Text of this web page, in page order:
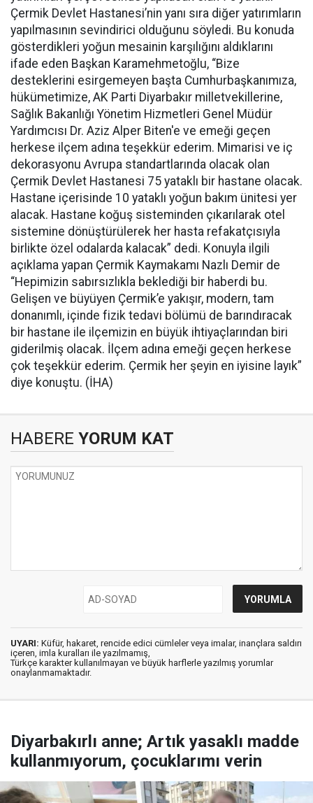
Çermik Devlet Hastanesi’nin yanı sıra diğer yatırımların
yapılmasının sevindirici olduğunu söyledi. Bu konuda
gösterdikleri yoğun mesainin karşılığını aldıklarını
ifade eden Başkan Karamehmetoğlu, “Bize
desteklerini esirgemeyen başta Cumhurbaşkanımıza,
hükümetimize, AK Parti Diyarbakır milletvekillerine,
Sağlık Bakanlığı Yönetim Hizmetleri Genel Müdür
Yardımcısı Dr. Aziz Alper Biten'e ve emeği geçen
herkese ilçem adına teşekkür ederim. Mimarisi ve iç
dekorasyonu Avrupa standartlarında olacak olan
Çermik Devlet Hastanesi 75 yataklı bir hastane olacak.
Hastane içerisinde 10 yataklı yoğun bakım ünitesi yer
alacak. Hastane koğuş sisteminden çıkarılarak otel
sistemine dönüştürülerek her hasta refakatçısıyla
birlikte özel odalarda kalacak” dedi. Konuyla ilgili
açıklama yapan Çermik Kaymakamı Nazlı Demir de
“Hepimizin sabırsızlıkla beklediği bir haberdi bu.
Gelişen ve büyüyen Çermik’e yakışır, modern, tam
donanımlı, içinde fizik tedavi bölümü de barındıracak
bir hastane ile ilçemizin en büyük ihtiyaçlarından biri
giderilmiş olacak. İlçem adına emeği geçen herkese
çok teşekkür ederim. Çermik her şeyin en iyisine layık”
diye konuştu. (İHA)
HABERE YORUM KAT
UYARI: Küfür, hakaret, rencide edici cümleler veya imalar, inançlara saldırı
içeren, imla kuralları ile yazılmamış,
Türkçe karakter kullanılmayan ve büyük harflerle yazılmış yorumlar
onaylanmamaktadır.
Diyarbakırlı anne; Artık yasaklı madde
kullanmıyorum, çocuklarımı verin